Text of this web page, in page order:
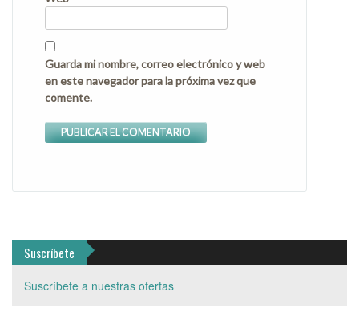
Guarda mi nombre, correo electrónico y web
en este navegador para la próxima vez que
comente.
Suscríbete
Suscríbete a nuestras ofertas